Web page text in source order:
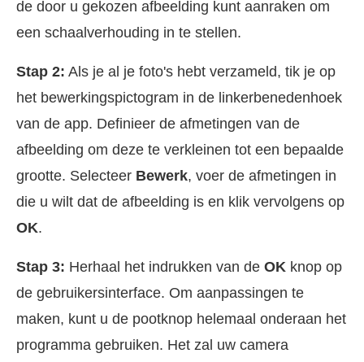
de door u gekozen afbeelding kunt aanraken om
een schaalverhouding in te stellen.
Stap 2: Als je al je foto's hebt verzameld, tik je op
het bewerkingspictogram in de linkerbenedenhoek
van de app. Definieer de afmetingen van de
afbeelding om deze te verkleinen tot een bepaalde
grootte. Selecteer Bewerk, voer de afmetingen in
die u wilt dat de afbeelding is en klik vervolgens op
OK.
Stap 3: Herhaal het indrukken van de OK knop op
de gebruikersinterface. Om aanpassingen te
maken, kunt u de pootknop helemaal onderaan het
programma gebruiken. Het zal uw camera